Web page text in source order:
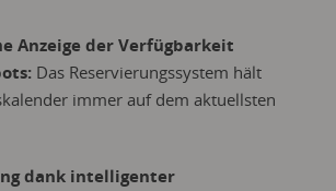
Anzeige der Verfügbarkeit
Das Reservierungssystem hält
immer auf dem aktuellsten
dank intelligenter